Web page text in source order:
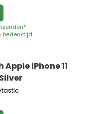
bedenktijd
Apple iPhone 11